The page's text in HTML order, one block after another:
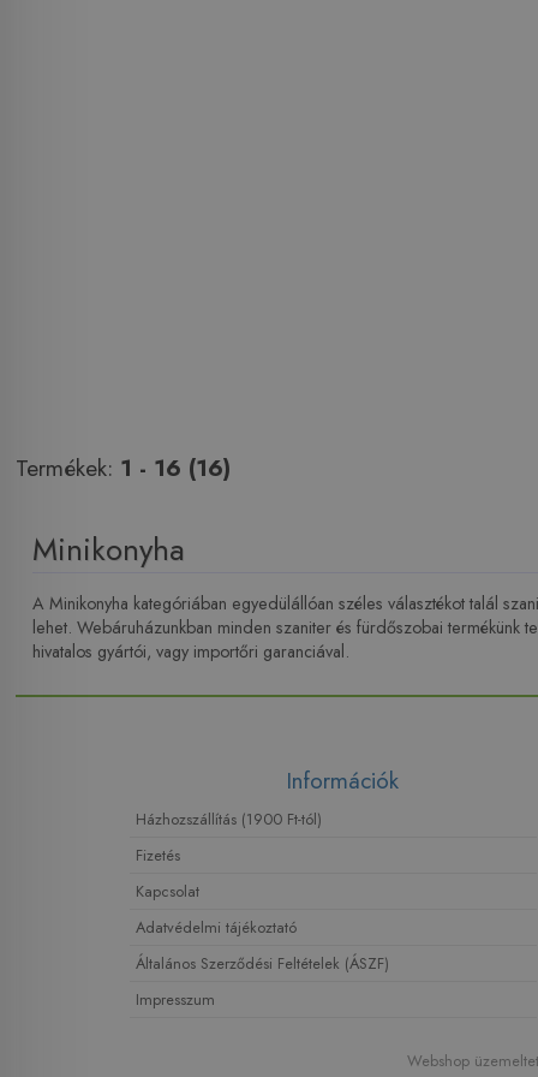
Termékek: 1 - 16 (16)
Minikonyha
A Minikonyha kategóriában egyedülállóan széles választékot talál
lehet. Webáruházunkban minden szaniter és fürdőszobai termékünk
hivatalos gyártói, vagy importőri garanciával.
Információk
Házhozszállítás (1900 Ft-tól)
Fizetés
Kapcsolat
Adatvédelmi tájékoztató
Általános Szerződési Feltételek (ÁSZF)
Impresszum
Webshop